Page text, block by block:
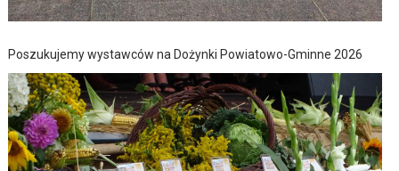
Poszukujemy wystawców na Dożynki Powiatowo-Gminne 2026